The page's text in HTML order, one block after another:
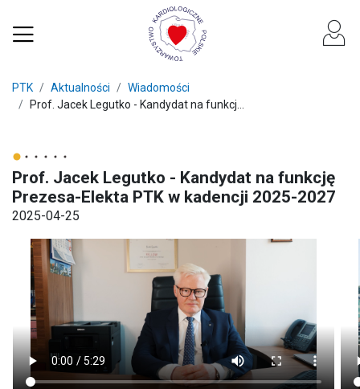
PTK Aktualności
Wiadomości
Prof. Jacek Legutko - Kandydat na funkcj...
Prof. Jacek Legutko - Kandydat na funkcję
Prezesa-Elekta PTK w kadencji 2025-2027
2025-04-25